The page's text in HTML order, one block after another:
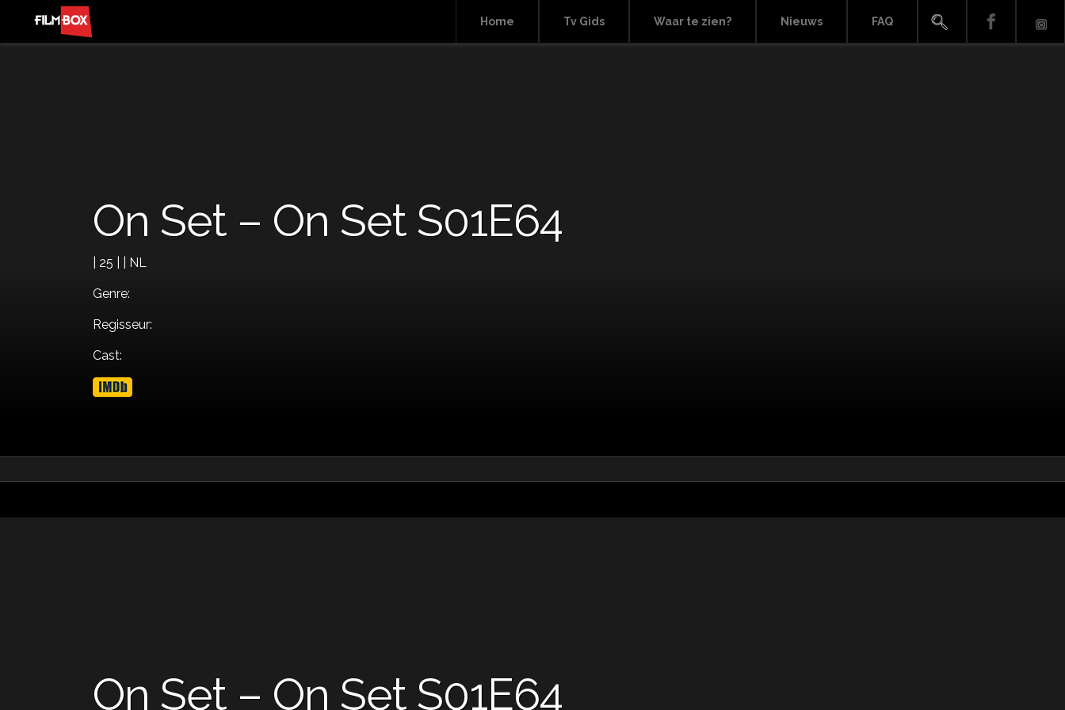
Home Tv Gids Waar te zien? Nieuws FAQ
On Set – On Set S01E64
| 25 | | NL
Genre:
Regisseur:
Cast:
On Set – On Set S01E64